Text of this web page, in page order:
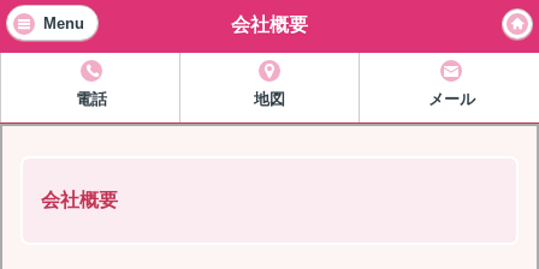
Menu 会社概要
電話 地図 メール
会社概要